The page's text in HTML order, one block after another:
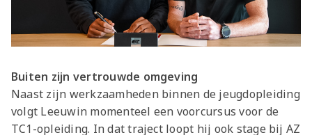
Buiten zijn vertrouwde omgeving
Naast zijn werkzaamheden binnen de jeugdopleiding
volgt Leeuwin momenteel een voorcursus voor de
TC1-opleiding. In dat traject loopt hij ook stage bij AZ